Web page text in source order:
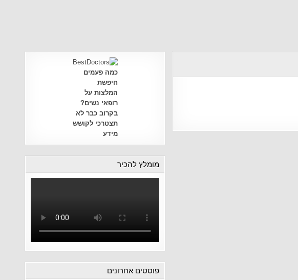
כמה פעמים
חיפשת
המלצות על
רופאי נשים?
בקרוב כבר לא
תצטרכי לקושש
מידע
מומלץ להכיר
פוסטים אחרונים